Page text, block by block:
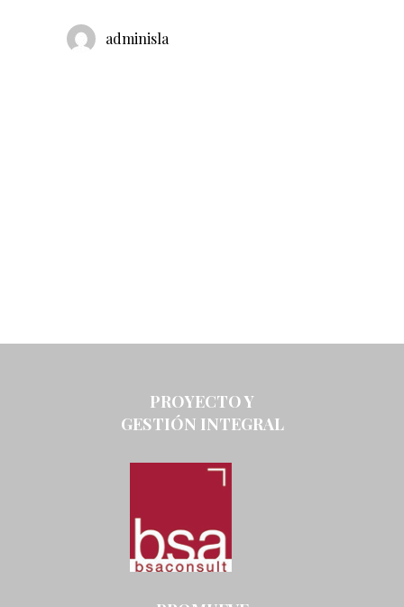
adminisla
PROYECTO Y
GESTIÓN INTEGRAL